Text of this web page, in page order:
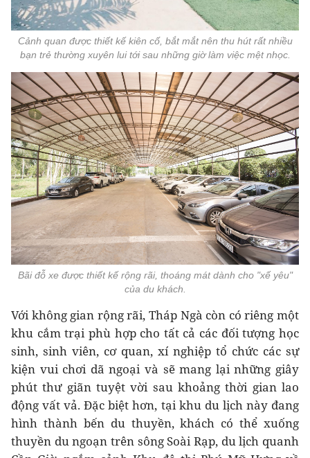
Cảnh quan được thiết kế kiên cố, bắt mắt nên thu hút rất nhiều
bạn trẻ thường xuyên lui tới sau những giờ làm việc mệt nhọc.
Bãi đỗ xe được thiết kế rộng rãi, thoáng mát dành cho "xế yêu"
của du khách.
Với không gian rộng rãi, Tháp Ngà còn có riêng một
khu cắm trại phù hợp cho tất cả các đối tượng học
sinh, sinh viên, cơ quan, xí nghiệp tổ chức các sự
kiện vui chơi dã ngoại và sẽ mang lại những giây
phút thư giãn tuyệt vời sau khoảng thời gian lao
động vất vả. Đặc biệt hơn, tại khu du lịch này đang
hình thành bến du thuyền, khách có thể xuống
thuyền du ngoạn trên sông Soài Rạp, du lịch quanh